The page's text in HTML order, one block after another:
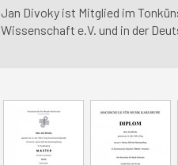
Jan Divoky ist Mitglied im
Wissenschaft e.V. und in der